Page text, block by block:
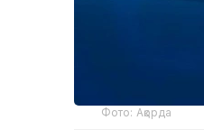
Фото: Ақорда